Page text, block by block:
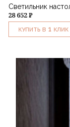
Светильник
28 652 ₽
КУПИТЬ В 1 КЛИК